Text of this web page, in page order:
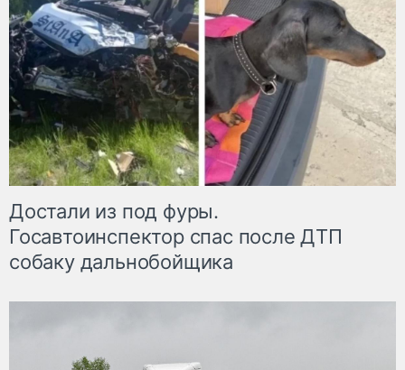
Достали из под фуры.
Госавтоинспектор спас после ДТП
собаку дальнобойщика